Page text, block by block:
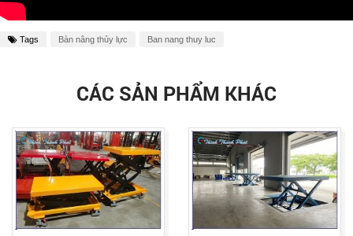
Tags Bàn nâng thủy lực Ban nang thuy luc
CÁC SẢN PHẨM KHÁC